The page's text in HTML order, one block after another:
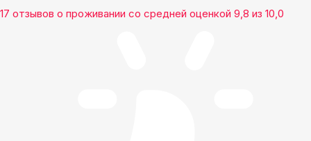
17 отзывов о проживании со средней оценкой 9,8 из 10,0